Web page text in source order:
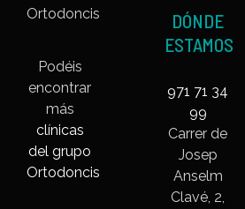
Podéis
encontrar
más
clínicas
del grupo
Ortodoncis
DÓNDE
ESTAMOS
971 71 34
99
Carrer de
Josep
Anselm
Clavé, 2,